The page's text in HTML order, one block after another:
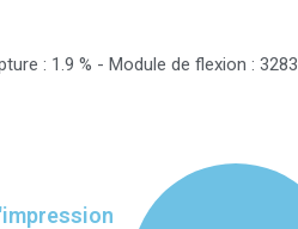
: 1.9 % - Module de flexion : 3283